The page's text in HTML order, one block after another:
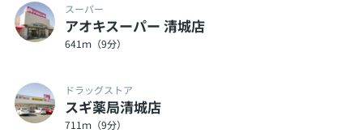
スーパー
アオキスーパー 清城店
641ｍ（9分）
ドラッグストア
スギ薬局清城店
711ｍ（9分）